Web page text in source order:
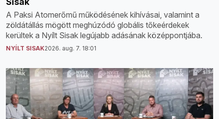
A Paksi Atomerőmű működésének kihívásai, valamint a
zöldátállás mögött meghúzódó globális tőkeérdekek
kerültek a Nyílt Sisak legújabb adásának középpontjába.
NYÍLT SISAK2026. aug. 7. 18:01